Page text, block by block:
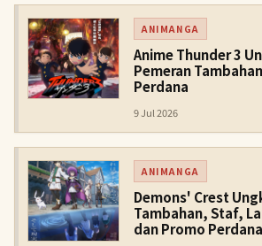
ANIMANGA
Anime Thunder 3
Pemeran
Perdana
9 Jul 2026
ANIMANGA
Demons' Crest
Tambahan, Staf,
dan Promo